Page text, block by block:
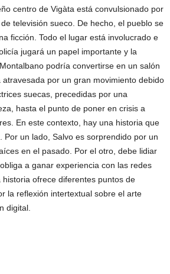
centro de Vigàta está convulsionado por
televisión sueco. De hecho, el pueblo se
ficción. Todo el lugar está involucrado e
jugará un papel importante y la
podría convertirse en un salón
por un gran movimiento debido
suecas, precedidas por una
hasta el punto de poner en crisis a
En este contexto, hay una historia que
Por un lado, Salvo es sorprendido por un
en el pasado. Por el otro, debe lidiar
a ganar experiencia con las redes
ofrece diferentes puntos de
la reflexión intertextual sobre el arte
digital.